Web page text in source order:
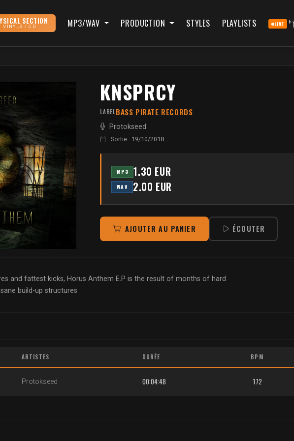
SECTION
VINYLS / CD MP3/WAV PRODUCTION STYLES PLAYLISTS LIVE
KNSPRCY
LABELBASS PIRATE RECORDS
Protokseed
Sortie : 19/10/2018
MP3 1.30 EUR
WAV 2.00 EUR
AJOUTER AU PANIER ÉCOUTER
and fattest kicks, Horus Anthem E.P is the result of months of hard
build-up structures
ARTISTES DURÉE BPM
Protokseed 00:04:48 172